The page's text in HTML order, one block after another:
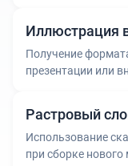
Иллюстрация
Получение
презентации или
Растровый
Использование
при сборке нового